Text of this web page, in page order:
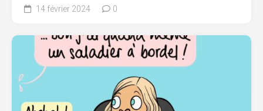
14 février 2024 0